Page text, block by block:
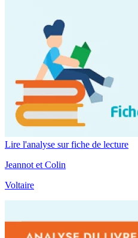
Lire l'analyse sur fiche de lecture
Jeannot et Colin
Voltaire